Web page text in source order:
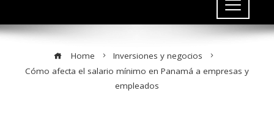
Home
Inversiones y negocios
Cómo afecta el salario mínimo en Panamá a empresas y
empleados